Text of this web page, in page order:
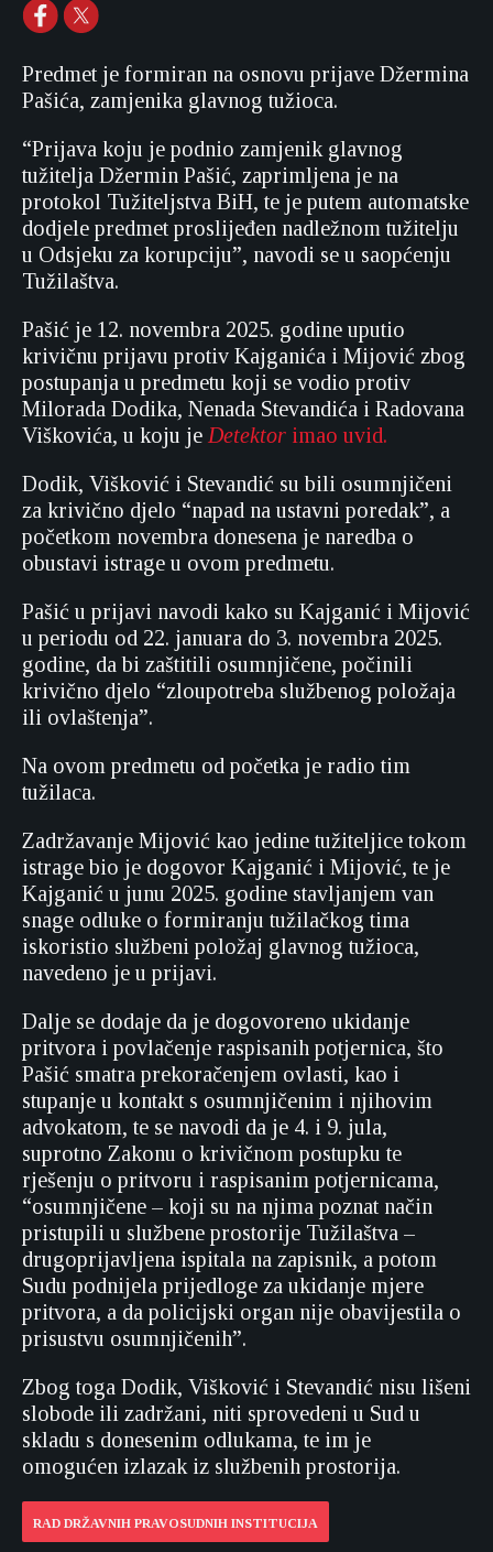
Predmet je formiran na osnovu prijave Džermina
Pašića, zamjenika glavnog tužioca.
“Prijava koju je podnio zamjenik glavnog
tužitelja Džermin Pašić, zaprimljena je na
protokol Tužiteljstva BiH, te je putem automatske
dodjele predmet proslijeđen nadležnom tužitelju
u Odsjeku za korupciju”, navodi se u saopćenju
Tužilaštva.
Pašić je 12. novembra 2025. godine uputio
krivičnu prijavu protiv Kajganića i Mijović zbog
postupanja u predmetu koji se vodio protiv
Milorada Dodika, Nenada Stevandića i Radovana
Viškovića, u koju je Detektor imao uvid.
Dodik, Višković i Stevandić su bili osumnjičeni
za krivično djelo “napad na ustavni poredak”, a
početkom novembra donesena je naredba o
obustavi istrage u ovom predmetu.
Pašić u prijavi navodi kako su Kajganić i Mijović
u periodu od 22. januara do 3. novembra 2025.
godine, da bi zaštitili osumnjičene, počinili
krivično djelo “zloupotreba službenog položaja
ili ovlaštenja”.
Na ovom predmetu od početka je radio tim
tužilaca.
Zadržavanje Mijović kao jedine tužiteljice tokom
istrage bio je dogovor Kajganić i Mijović, te je
Kajganić u junu 2025. godine stavljanjem van
snage odluke o formiranju tužilačkog tima
iskoristio službeni položaj glavnog tužioca,
navedeno je u prijavi.
Dalje se dodaje da je dogovoreno ukidanje
pritvora i povlačenje raspisanih potjernica, što
Pašić smatra prekoračenjem ovlasti, kao i
stupanje u kontakt s osumnjičenim i njihovim
advokatom, te se navodi da je 4. i 9. jula,
suprotno Zakonu o krivičnom postupku te
rješenju o pritvoru i raspisanim potjernicama,
“osumnjičene – koji su na njima poznat način
pristupili u službene prostorije Tužilaštva –
drugoprijavljena ispitala na zapisnik, a potom
Sudu podnijela prijedloge za ukidanje mjere
pritvora, a da policijski organ nije obavijestila o
prisustvu osumnjičenih”.
Zbog toga Dodik, Višković i Stevandić nisu lišeni
slobode ili zadržani, niti sprovedeni u Sud u
skladu s donesenim odlukama, te im je
omogućen izlazak iz službenih prostorija.
RAD DRŽAVNIH PRAVOSUDNIH INSTITUCIJA